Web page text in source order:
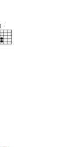
F